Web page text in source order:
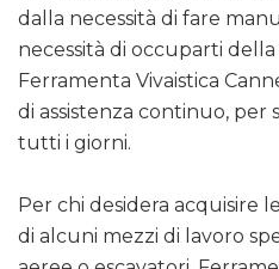
dalla necessità di fare
necessità di occuparti
Ferramenta Vivaistica
di assistenza continuo,
tutti i giorni.
Per chi desidera acquisire
di alcuni mezzi di lavoro